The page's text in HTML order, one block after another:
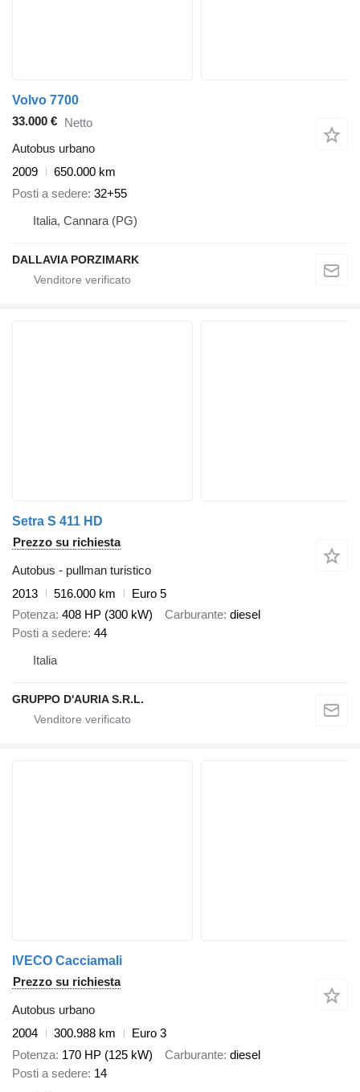
Volvo 7700
33.000 € Netto
Autobus urbano
2009
650.000 km
Posti a sedere 32+55
Italia, Cannara (PG)
DALLAVIA PORZIMARK
Setra S 411 HD
Prezzo su richiesta
Autobus - pullman turistico
2013
516.000 km
Euro 5
Potenza 408 HP (300 kW) Carburante diesel
Posti a sedere 44
Italia
GRUPPO D'AURIA S.R.L.
IVECO Cacciamali
Prezzo su richiesta
Autobus urbano
2004
300.988 km
Euro 3
Potenza 170 HP (125 kW) Carburante diesel
Posti a sedere 14